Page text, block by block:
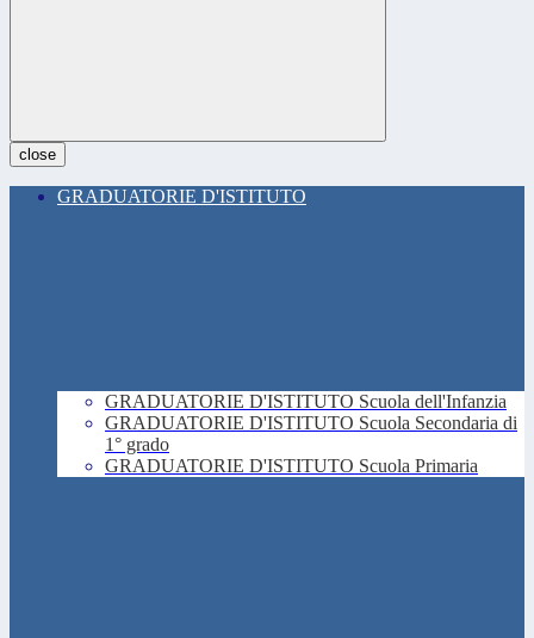
close
GRADUATORIE D'ISTITUTO
GRADUATORIE D'ISTITUTO Scuola dell'Infanzia
GRADUATORIE D'ISTITUTO Scuola Secondaria di
1° grado
GRADUATORIE D'ISTITUTO Scuola Primaria